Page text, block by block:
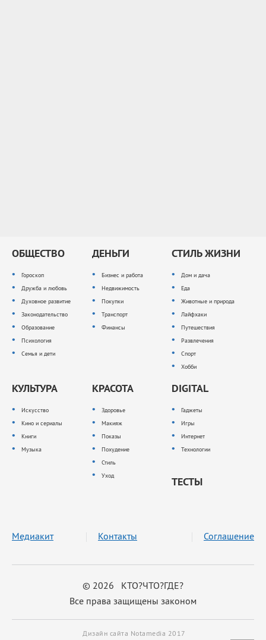
ОБЩЕСТВО
Гороскоп
Дружба и любовь
Духовное развитие
Законодательство
Образование
Психология
Семья и дети
ДЕНЬГИ
Бизнес и работа
Недвижимость
Покупки
Транспорт
Финансы
СТИЛЬ ЖИЗНИ
Дом и дача
Еда
Животные и природа
Лайфхаки
Путешествия
Развлечения
Спорт
Хобби
КУЛЬТУРА
Искусство
Кино и сериалы
Книги
Музыка
КРАСОТА
Здоровье
Макияж
Показы
Похудение
Стиль
Уход
DIGITAL
Гаджеты
Игры
Интернет
Технологии
ТЕСТЫ
© 2026 КТО?ЧТО?ГДЕ?
Все права защищены законом
Медиакит Контакты Соглашение
Дизайн сайта Notamedia 2017